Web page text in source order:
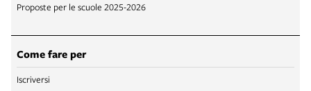
Proposte per le scuole 2025-2026
Come fare per
Iscriversi